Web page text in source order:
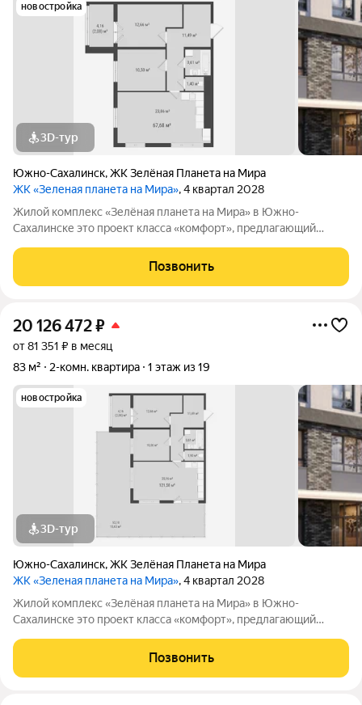
новостройка
3D-тур
Южно-Сахалинск,ЖК Зелёная Планета на Мира
ЖК «Зеленая планета на Мира», 4 квартал 2028
Жилой комплекс «Зелёная планета на Мира» в Южно-
Сахалинске это проект класса «комфорт», предлагающий
до 19 этажей, и каждая квартира продумана до мелочей.
Удобное расположение жилого
Позвонить
20 126 472₽
от 81 351 ₽ в месяц
83 м²
2-комн. квартира 1 этаж из 19
новостройка
3D-тур
Южно-Сахалинск,ЖК Зелёная Планета на Мира
ЖК «Зеленая планета на Мира», 4 квартал 2028
Жилой комплекс «Зелёная планета на Мира» в Южно-
Сахалинске это проект класса «комфорт», предлагающий
до 19 этажей, и каждая квартира продумана до мелочей.
Удобное расположение жилого
Позвонить